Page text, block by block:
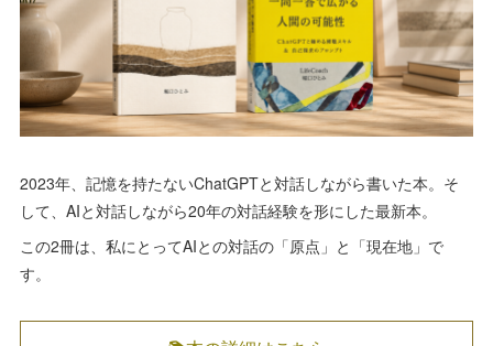
2023年、記憶を持たないChatGPTと対話しながら書いた本。そ
して、AIと対話しながら20年の対話経験を形にした最新本。
この2冊は、私にとってAIとの対話の「原点」と「現在地」で
す。